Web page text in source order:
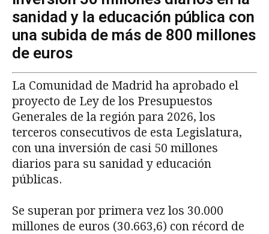
sanidad y la educación pública con
una subida de más de 800 millones
de euros
La Comunidad de Madrid ha aprobado el
proyecto de Ley de los Presupuestos
Generales de la región para 2026, los
terceros consecutivos de esta Legislatura,
con una inversión de casi 50 millones
diarios para su sanidad y educación
públicas.
Se superan por primera vez los 30.000
millones de euros (30.663,6) con récord de